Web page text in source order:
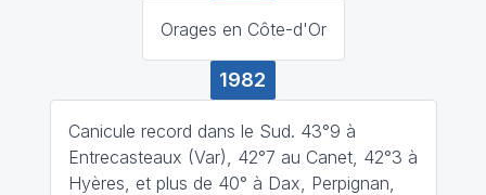
Orages en Côte-d'Or
1982
Canicule record dans le Sud. 43°9 à
Entrecasteaux (Var), 42°7 au Canet, 42°3 à
Hyères, et plus de 40° à Dax, Perpignan,